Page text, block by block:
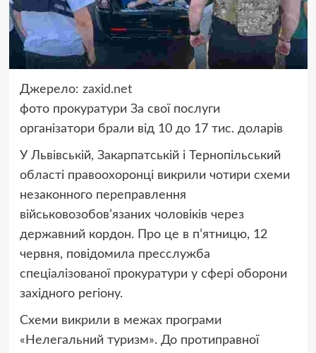
Джерело: zaxid.net
фото прокуратури За свої послуги
організатори брали від 10 до 17 тис. доларів
У Львівській, Закарпатській і Тернопільський
області правоохоронці викрили чотири схеми
незаконного переправлення
військовозобов’язаних чоловіків через
державний кордон. Про це в п’ятницю, 12
червня, повідомила пресслужба
спеціалізованої прокуратури у сфері оборони
західного регіону.
Схеми викрили в межах програми
«Нелегальний туризм». До протиправної